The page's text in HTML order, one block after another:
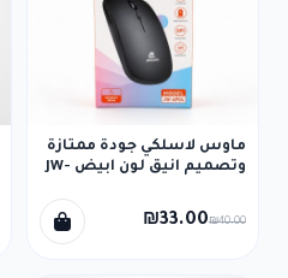
ماوس لاسلكي جودة ممتازة
وتصميم انيق لون ابيض JW-
₪33.00₪40.00